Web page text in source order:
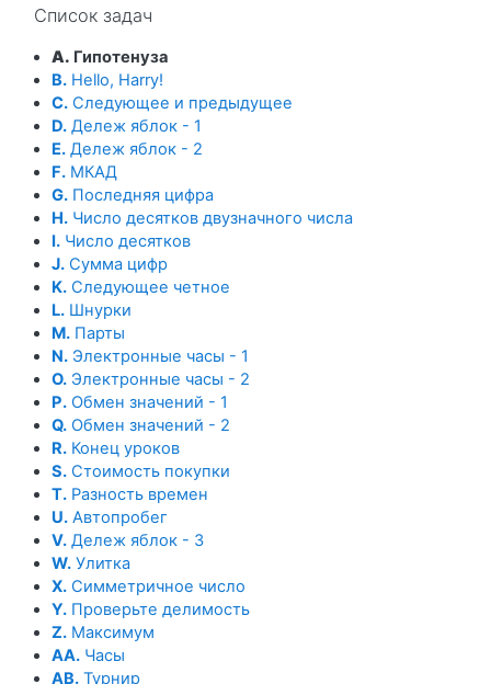
Список задач
A. Гипотенуза
B. Hello, Harry!
C. Следующее и предыдущее
D. Дележ яблок - 1
E. Дележ яблок - 2
F. МКАД
G. Последняя цифра
H. Число десятков двузначного числа
I. Число десятков
J. Сумма цифр
K. Следующее четное
L. Шнурки
M. Парты
N. Электронные часы - 1
O. Электронные часы - 2
P. Обмен значений - 1
Q. Обмен значений - 2
R. Конец уроков
S. Стоимость покупки
T. Разность времен
U. Автопробег
V. Дележ яблок - 3
W. Улитка
X. Симметричное число
Y. Проверьте делимость
Z. Максимум
AA. Часы
AB. Турнир